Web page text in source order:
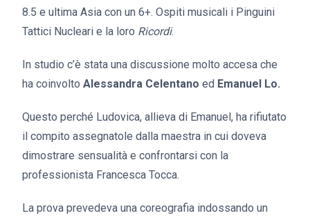
8.5 e ultima Asia con un 6+. Ospiti musicali i Pinguini
Tattici Nucleari e la loro Ricordi.
In studio c’è stata una discussione molto accesa che
ha coinvolto Alessandra Celentano ed Emanuel Lo.
Questo perché Ludovica, allieva di Emanuel, ha rifiutato
il compito assegnatole dalla maestra in cui doveva
dimostrare sensualità e confrontarsi con la
professionista Francesca Tocca.
La prova prevedeva una coreografia indossando un